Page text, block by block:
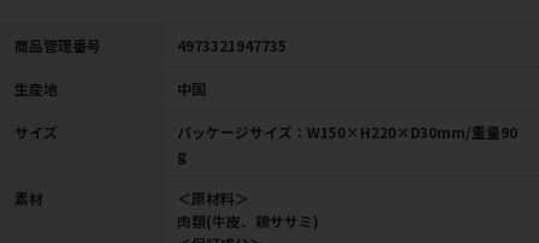
商品管理番号 4973321947735
生産地 中国
サイズ
パッケージサイズ：W150×H220×D30mm/重量90
g
素材
＜原材料＞
肉類(牛皮、鶏ササミ)